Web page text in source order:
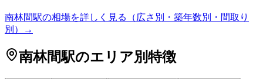
南林間駅の相場を詳しく見る（広さ別・築年数別・間取り
別）→
南林間駅のエリア別特徴